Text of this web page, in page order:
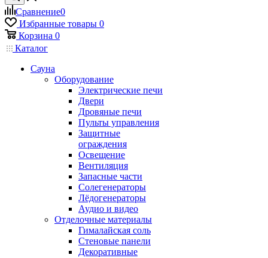
Сравнение0
Избранные товары 0
Корзина 0
Каталог
Сауна
Оборудование
Электрические печи
Двери
Дровяные печи
Пульты управления
Защитные
ограждения
Освещение
Вентиляция
Запасные части
Солегенераторы
Лёдогенераторы
Аудио и видео
Отделочные материалы
Гималайская соль
Стеновые панели
Декоративные